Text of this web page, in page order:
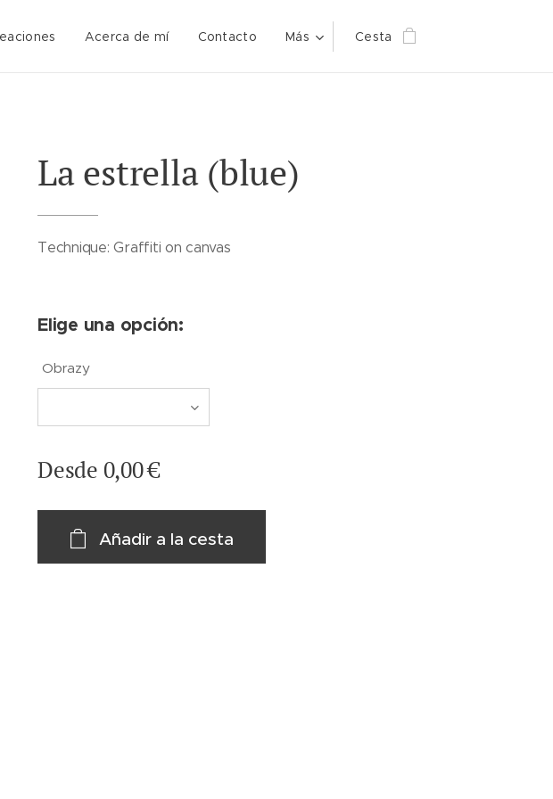
Acerca de mí Contacto Más Cesta
La estrella (blue)
Technique: Graffiti on canvas
Elige una opción:
Obrazy
Desde 0,00€
Añadir a la cesta